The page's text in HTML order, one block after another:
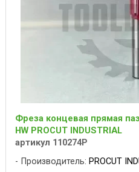
Фреза концевая прямая
HW PROCUT INDUSTRIAL
артикул 110274P
Производитель: PROCUT